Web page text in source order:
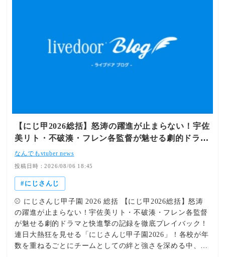
すすめ記事 【にじ甲2026】宇佐美リト監督「麒麟高校」
が怒涛の追い上げで県大会優勝＆夏甲子園出場決定！脳汁
不可避のイノシシギャンブル采配と超明るい“ムード◎”配
リア・レイネの圧巻パフォーマンス 記事を読む ➔
【にじ甲2026総括】怒涛の躍進が止まらない！宇佐
美リト・不破湊・フレン各監督が魅せる劇的ドラマ
と快進撃の記録を徹底プレイバック！
なんでもvtuber news
投稿日時：2026/08/06 18:45
にじさんじ
⚾ にじさんじ甲子園 2026 総括 【にじ甲2026総括】怒涛
の躍進が止まらない！宇佐美リト・不破湊・フレン各監督
が魅せる劇的ドラマと快進撃の記録を徹底プレイバック！
連日大熱狂を見せる「にじさんじ甲子園2026」！各校が年
数を重ねるごとにチームとしての絆と強さを深める中、宇